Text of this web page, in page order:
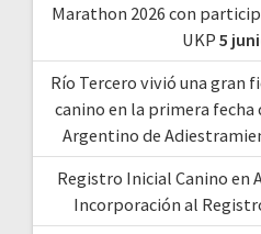
Marathon 2026 con
UKP 5
Río Tercero vivió una gran
canino en la primera
Argentino de
Registro Inicial Canino en
Incorporación al